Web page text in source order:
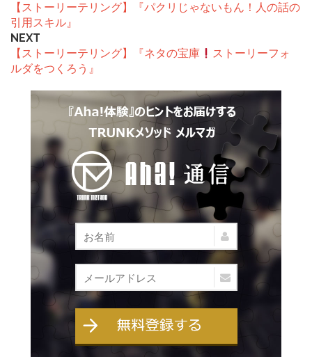
【ストーリーテリング】『パクリじゃないもん！人の話の
引用スキル』
NEXT
【ストーリーテリング】『ネタの宝庫
ストーリーフォ
ルダをつくろう』